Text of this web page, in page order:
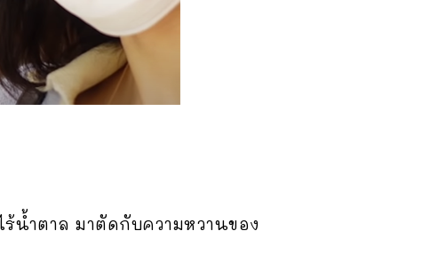
น้ำตาล มาตัดกับความหวานของ